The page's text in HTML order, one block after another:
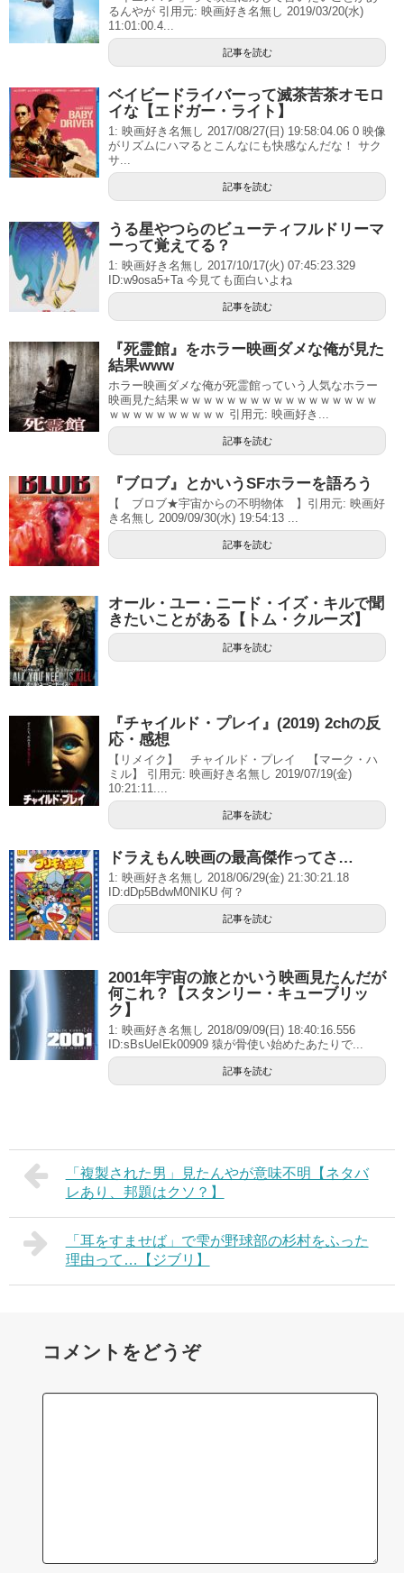
るんやが 引用元: 映画好き名無し 2019/03/20(水)
11:01:00.4...
記事を読む
ベイビードライバーって滅茶苦茶オモロ
イな【エドガー・ライト】
1: 映画好き名無し 2017/08/27(日) 19:58:04.06 0 映像
がリズムにハマるとこんなにも快感なんだな！ サク
サ...
記事を読む
うる星やつらのビューティフルドリーマ
ーって覚えてる？
1: 映画好き名無し 2017/10/17(火) 07:45:23.329
ID:w9osa5+Ta 今見ても面白いよね
記事を読む
『死霊館』をホラー映画ダメな俺が見た
結果www
ホラー映画ダメな俺が死霊館っていう人気なホラー
映画見た結果ｗｗｗｗｗｗｗｗｗｗｗｗｗｗｗｗｗ
ｗｗｗｗｗｗｗｗｗｗ 引用元: 映画好き...
記事を読む
『ブロブ』とかいうSFホラーを語ろう
【 ブロブ★宇宙からの不明物体 】引用元: 映画好
き名無し 2009/09/30(水) 19:54:13 ...
記事を読む
オール・ユー・ニード・イズ・キルで聞
きたいことがある【トム・クルーズ】
記事を読む
『チャイルド・プレイ』(2019) 2chの反
応・感想
【リメイク】 チャイルド・プレイ 【マーク・ハ
ミル】 引用元: 映画好き名無し 2019/07/19(金)
10:21:11....
記事を読む
ドラえもん映画の最高傑作ってさ…
1: 映画好き名無し 2018/06/29(金) 21:30:21.18
ID:dDp5BdwM0NIKU 何？
記事を読む
2001年宇宙の旅とかいう映画見たんだが
何これ？【スタンリー・キューブリッ
ク】
1: 映画好き名無し 2018/09/09(日) 18:40:16.556
ID:sBsUeIEk00909 猿が骨使い始めたあたりで...
記事を読む
「複製された男」見たんやが意味不明【ネタバ
レあり、邦題はクソ？】
「耳をすませば」で雫が野球部の杉村をふった
理由って…【ジブリ】
コメントをどうぞ